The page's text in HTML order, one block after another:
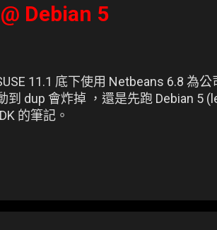
Debian 5
11.1 底下使用 Netbeans 6.8 為
到 dup 會炸掉 ，還是先跑 Debian 5
的筆記。